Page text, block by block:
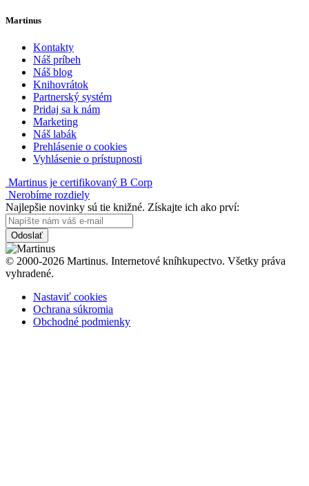
Martinus
Kontakty
Náš príbeh
Náš blog
Knihovrátok
Partnerský systém
Pridaj sa k nám
Marketing
Náš labák
Prehlásenie o cookies
Vyhlásenie o prístupnosti
Martinus je certifikovaný B Corp
Nerobíme rozdiely
Najlepšie novinky sú tie knižné. Získajte ich ako prví:
Odoslať
© 2000-2026 Martinus. Internetové kníhkupectvo. Všetky práva
vyhradené.
Nastaviť cookies
Ochrana súkromia
Obchodné podmienky